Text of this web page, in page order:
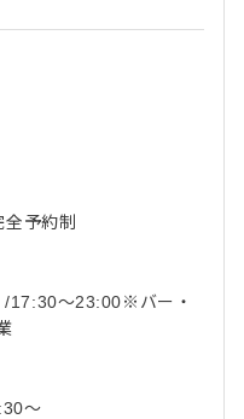
予約制
/17:30〜23:00※バー・
〜